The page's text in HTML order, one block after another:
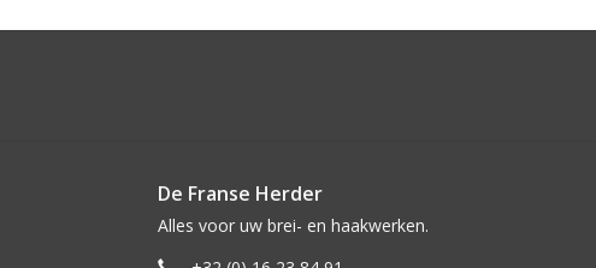
De Franse Herder
Alles voor uw brei- en haakwerken.